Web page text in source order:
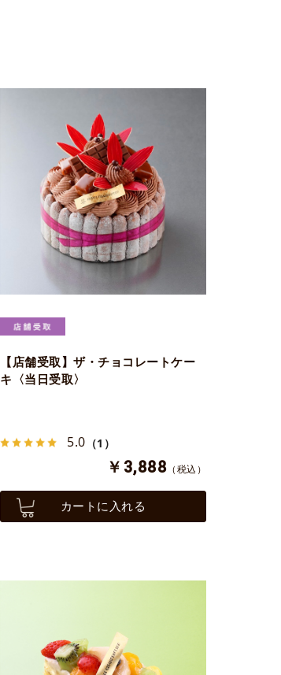
【店舗受取】ザ・チョコレートケー
キ〈当日受取〉
5.0 （1）
￥3,888 （税込）
カートに入れる